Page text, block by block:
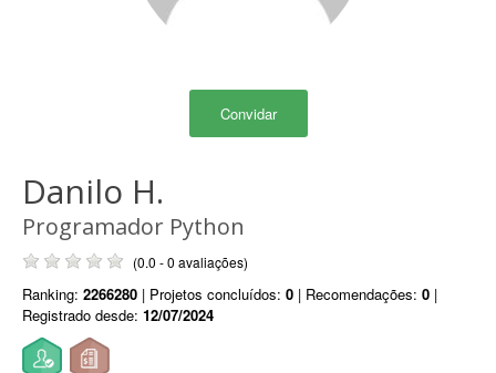
Convidar
Danilo H.
Programador Python
(0.0 - 0 avaliações)
Ranking: 2266280 | Projetos concluídos: 0 | Recomendações: 0 |
Registrado desde: 12/07/2024